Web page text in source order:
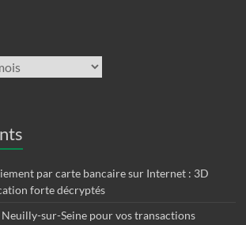
par carte bancaire sur Internet : 3D
forte décryptés
sur-Seine pour vos transactions